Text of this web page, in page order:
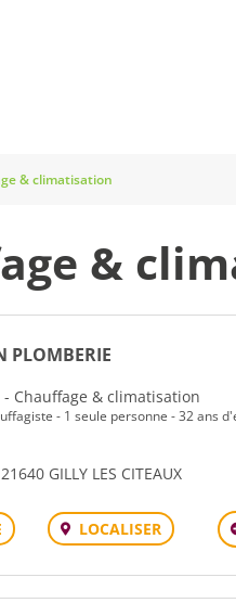
& climatisation
&
PLOMBERIE
Chauffage & climatisation
- 1 seule personne - 32 ans
GILLY LES CITEAUX
LOCALISER